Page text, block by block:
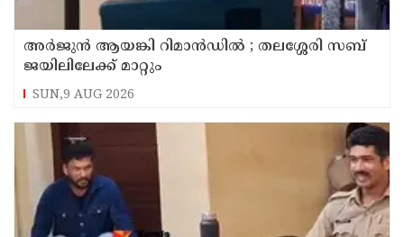
അര്‍ജുന്‍ ആയങ്കി റിമാന്‍ഡില്‍ ; തലശ്ശേരി സബ്
ജയിലിലേക്ക് മാറ്റും
SUN,9 AUG 2026